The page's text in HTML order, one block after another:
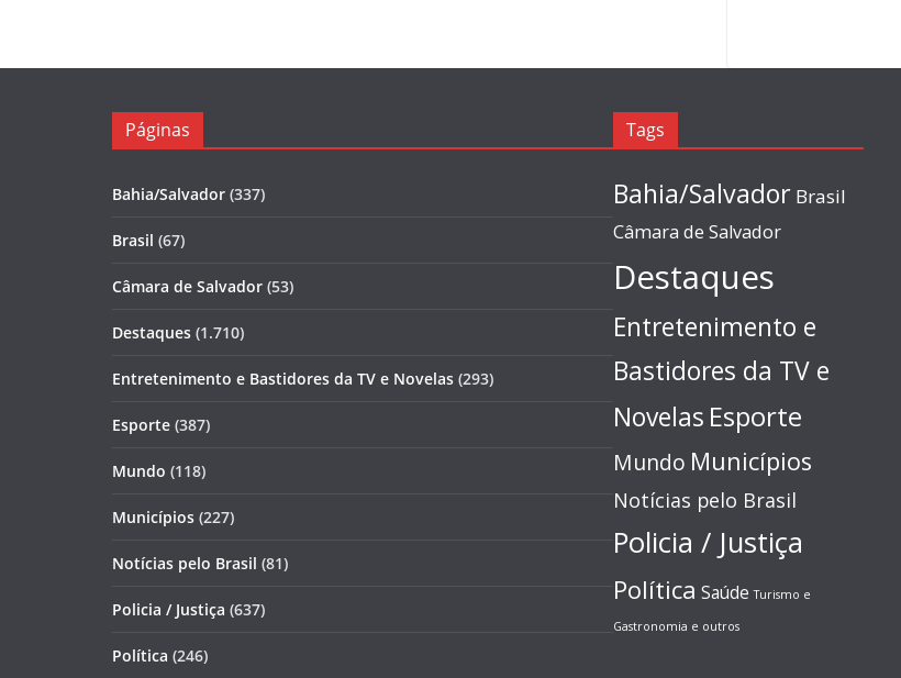
Páginas
Bahia/Salvador (337)
Brasil (67)
Câmara de Salvador (53)
Destaques (1.710)
Entretenimento e Bastidores da TV e Novelas (293)
Esporte (387)
Mundo (118)
Municípios (227)
Notícias pelo Brasil (81)
Policia / Justiça (637)
Política (246)
Tags
Bahia/Salvador Brasil
Câmara de Salvador
Destaques
Entretenimento e
Bastidores da TV e
Novelas Esporte
Mundo Municípios
Notícias pelo Brasil
Policia / Justiça
Política Saúde Turismo e
Gastronomia e outros